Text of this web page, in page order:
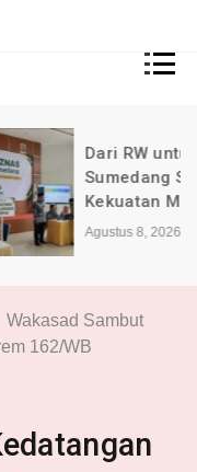
Cara BAZNAS
Warga Jadi
Wakasad Sambut
162/WB